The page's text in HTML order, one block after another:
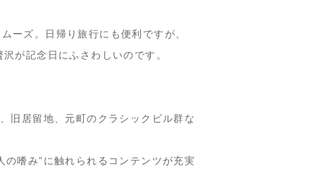
ーズ。日帰り旅行にも便利ですが、
が記念日にふさわしいのです。
旧居留地、元町のクラシックビル群な
の嗜み”に触れられるコンテンツが充実